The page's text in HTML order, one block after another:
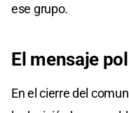
ese grupo.
El mensaje
En el cierre del